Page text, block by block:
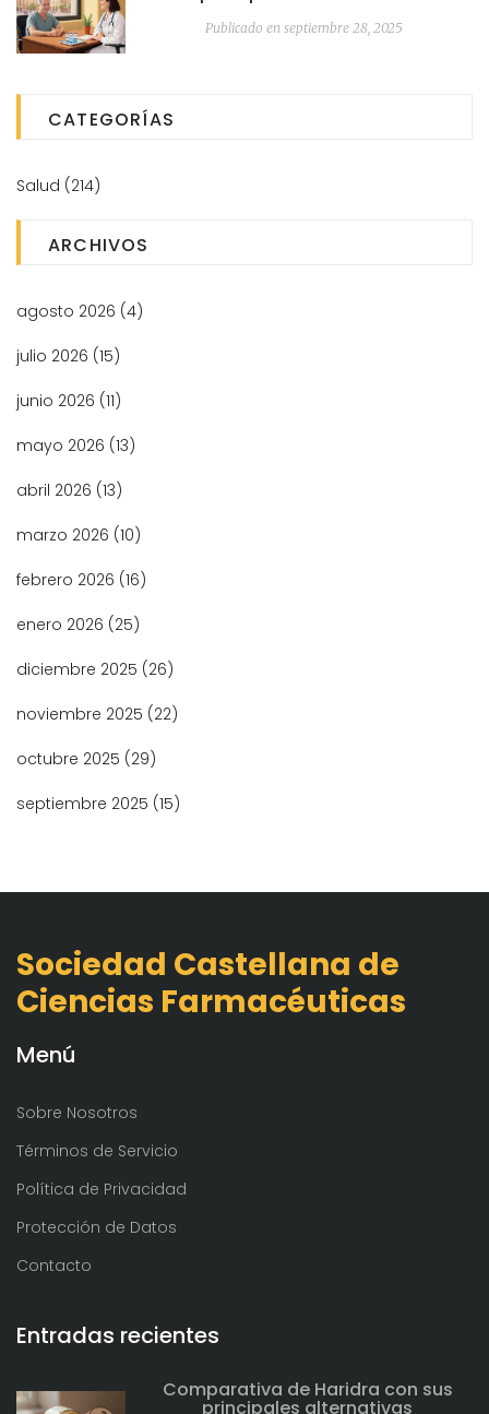
comparativa completa
Publicado en septiembre 28, 2025
CATEGORÍAS
Salud (214)
ARCHIVOS
agosto 2026 (4)
julio 2026 (15)
junio 2026 (11)
mayo 2026 (13)
abril 2026 (13)
marzo 2026 (10)
febrero 2026 (16)
enero 2026 (25)
diciembre 2025 (26)
noviembre 2025 (22)
octubre 2025 (29)
septiembre 2025 (15)
Sociedad Castellana de
Ciencias Farmacéuticas
Menú
Sobre Nosotros
Términos de Servicio
Política de Privacidad
Protección de Datos
Contacto
Entradas recientes
Comparativa de Haridra con sus
principales alternativas